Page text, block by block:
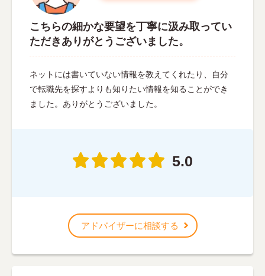
こちらの細かな要望を丁寧に汲み取ってい
ただきありがとうございました。
ネットには書いていない情報を教えてくれたり、自分
で転職先を探すよりも知りたい情報を知ることができ
ました。ありがとうございました。
5.0
アドバイザーに相談する